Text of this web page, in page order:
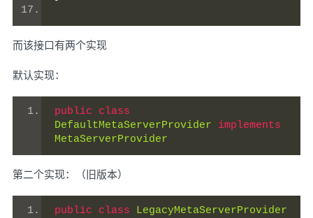
而该接口有两个实现
默认实现：
public
class
DefaultMetaServerProvider
implements
MetaServerProvider
第二个实现：（旧版本）
public class
LegacyMetaServerProvider